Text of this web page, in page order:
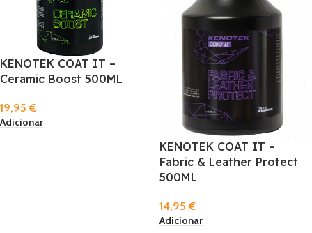
KENOTEK COAT IT –
Ceramic Boost 500ML
19,95€
Adicionar
KENOTEK COAT IT –
Fabric & Leather Protect
500ML
14,95€
Adicionar